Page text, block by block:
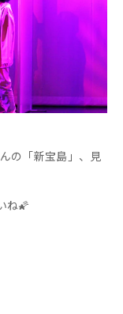
の「新宝島」、見
ね🌠